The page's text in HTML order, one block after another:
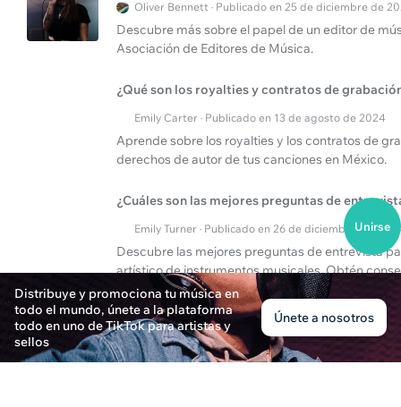
Oliver Bennett · Publicado en 25 de diciembre de
Descubre más sobre el papel de un editor de
Asociación de Editores de Música.
¿Qué son los royalties y contratos de
Emily Carter · Publicado en 13 de agosto de 2024
Aprende sobre los royalties y los contratos de
derechos de autor de tus canciones en México.
¿Cuáles son las mejores preguntas de
Emily Turner · Publicado en 26 de diciembre de 2024
Descubre las mejores preguntas de entrevista
artístico de instrumentos musicales. Obtén
instrumentos musicales.
Distribuye y promociona tu música en
todo el mundo, únete a la plataforma
todo en uno de TikTok para artistas y
sellos
Únete a nosotros
Unirse